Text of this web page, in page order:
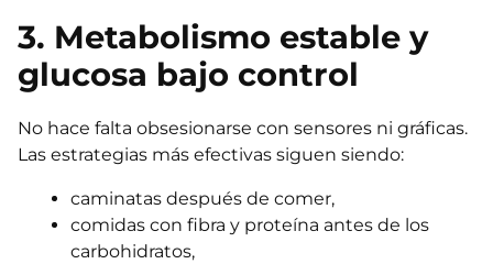
3. Metabolismo estable y
glucosa bajo control
No hace falta obsesionarse con sensores ni gráficas.
Las estrategias más efectivas siguen siendo:
caminatas después de comer,
comidas con fibra y proteína antes de los
carbohidratos,